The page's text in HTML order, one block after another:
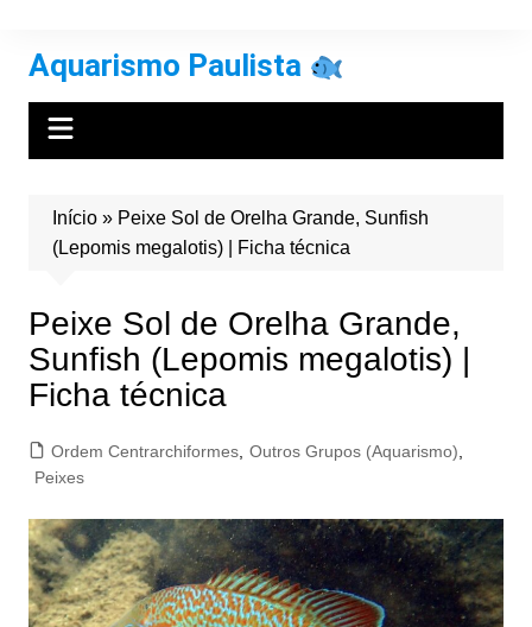
conteúdo
Aquarismo Paulista
Início» Peixe Sol de Orelha Grande, Sunfish
(Lepomis megalotis) | Ficha técnica
Peixe Sol de Orelha Grande,
Sunfish (Lepomis megalotis) |
Ficha técnica
Ordem Centrarchiformes, Outros Grupos (Aquarismo)
Peixes